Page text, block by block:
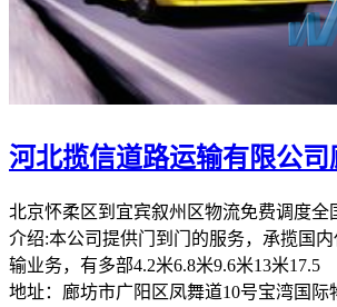
河北揽信道路运输有限公
北京怀柔区到宜宾叙州区物流免费调度全
介绍:本公司提供门到门的服务，承揽国
输业务，有多部4.2米6.8米9.6米13米17.5
地址：廊坊市广阳区凤舞道10号宝湾国际